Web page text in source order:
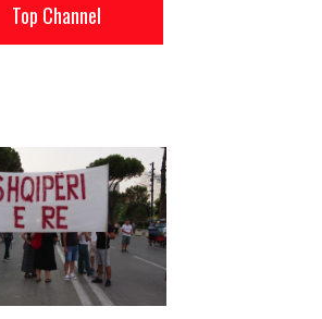
Top Channel